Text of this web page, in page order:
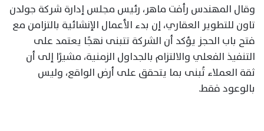
وقال المهندس رأفت ماهر، رئيس مجلس إدارة شركة جولدن
تاون للتطوير العقاري، إن بدء الأعمال الإنشائية بالتزامن مع
فتح باب الحجز يؤكد أن الشركة تتبنى نهجًا يعتمد على
التنفيذ الفعلي والالتزام بالجداول الزمنية، مشيرًا إلى أن
ثقة العملاء تُبنى بما يتحقق على أرض الواقع، وليس
بالوعود فقط.